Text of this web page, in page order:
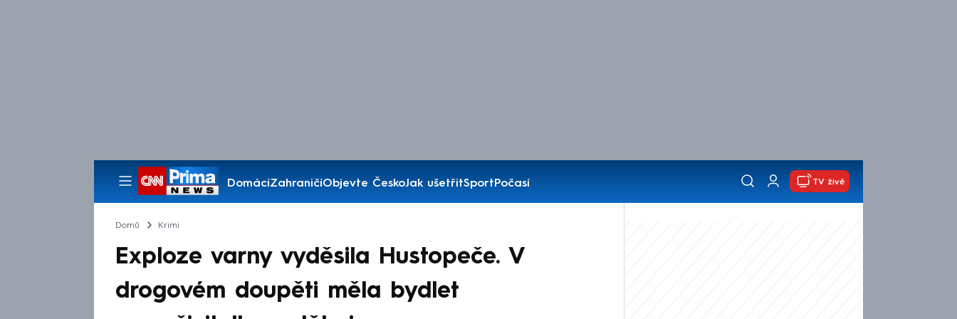
DomácíZahraničíObjevte ČeskoJak ušetřitSportPočasí
Pořady
TV živě
Domů Krimi
Exploze varny vyděsila Hustopeče. V
drogovém doupěti měla bydlet